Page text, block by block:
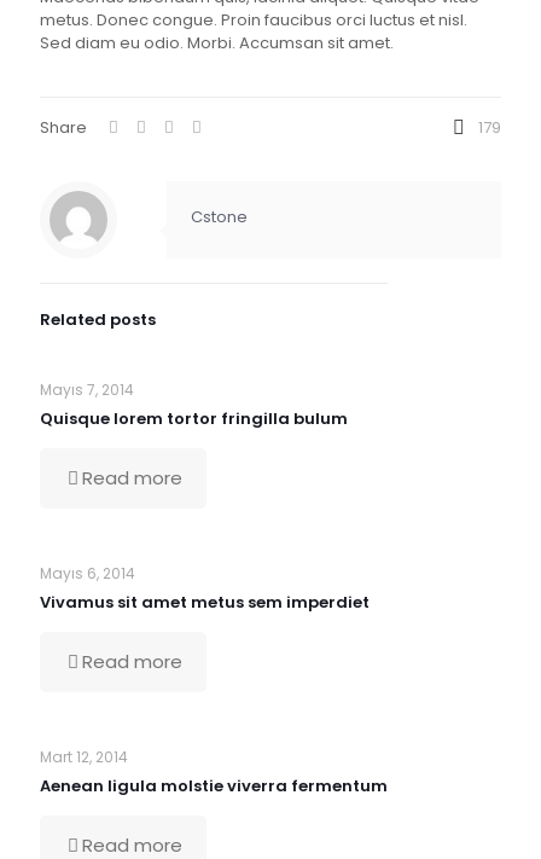
metus. Donec congue. Proin faucibus orci luctus et nisl.
Sed diam eu odio. Morbi. Accumsan sit amet.
Share 179
Cstone
Related posts
Mayıs 7, 2014
Quisque lorem tortor fringilla bulum
Read more
Mayıs 6, 2014
Vivamus sit amet metus sem imperdiet
Read more
Mart 12, 2014
Aenean ligula molstie viverra fermentum
Read more